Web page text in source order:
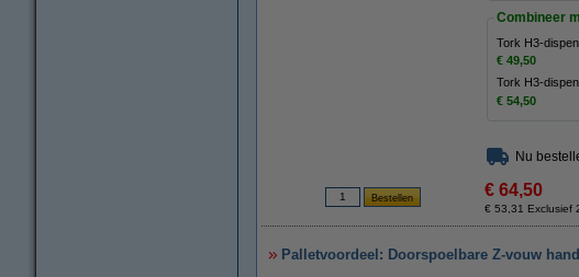
Combineer
Tork H3-
€ 49,50
Tork H3-
€ 54,50
Nu
€ 64,50
€ 53,31 Exclusief
Palletvoordeel: Doorspoelbare Z-vouw